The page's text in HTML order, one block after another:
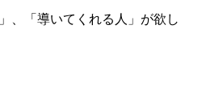
、「導いてくれる人」が欲し